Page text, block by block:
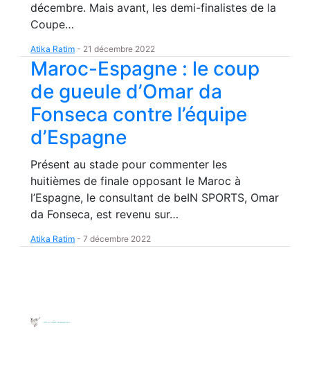
décembre. Mais avant, les demi-finalistes de la
Coupe…
Atika Ratim - 21 décembre 2022
Maroc-Espagne : le coup
de gueule d’Omar da
Fonseca contre l’équipe
d’Espagne
Présent au stade pour commenter les
huitièmes de finale opposant le Maroc à
l’Espagne, le consultant de beIN SPORTS, Omar
da Fonseca, est revenu sur…
Atika Ratim - 7 décembre 2022